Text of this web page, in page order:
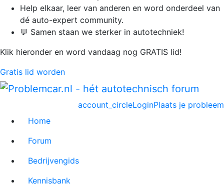
Help elkaar, leer van anderen en word onderdeel van
dé auto-expert community.
💬 Samen staan we sterker in autotechniek!
Klik hieronder en word vandaag nog GRATIS lid!
Gratis lid worden
Plaats je probleem
account_circleLogin
Home
Forum
Bedrijvengids
Kennisbank